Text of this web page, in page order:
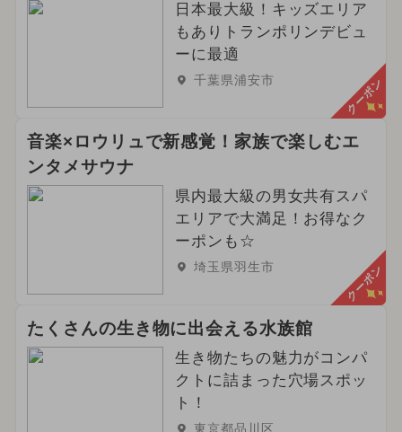
日本最大級！キッズエリア
もありトランポリンデビュ
ーに最適
千葉県浦安市 クーポン
音楽×ロウリュで新感覚！家族で楽しむエ
ンタメサウナ
県内最大級の男女共有スパ
エリアで大満足！お得なク
ーポンも☆
埼玉県羽生市 クーポン
たくさんの生き物に出会える水族館
生き物たちの魅力がコンパ
クトに詰まった穴場スポッ
ト！
東京都品川区